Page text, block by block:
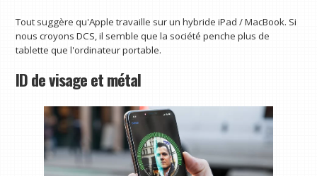
Tout suggère qu'Apple travaille sur un hybride iPad / MacBook. Si
nous croyons DCS, il semble que la société penche plus de
tablette que l'ordinateur portable.
ID de visage et métal